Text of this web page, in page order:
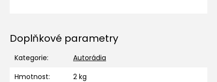
Doplňkové parametry
Kategorie:
Autorádia
Hmotnost:
2 kg